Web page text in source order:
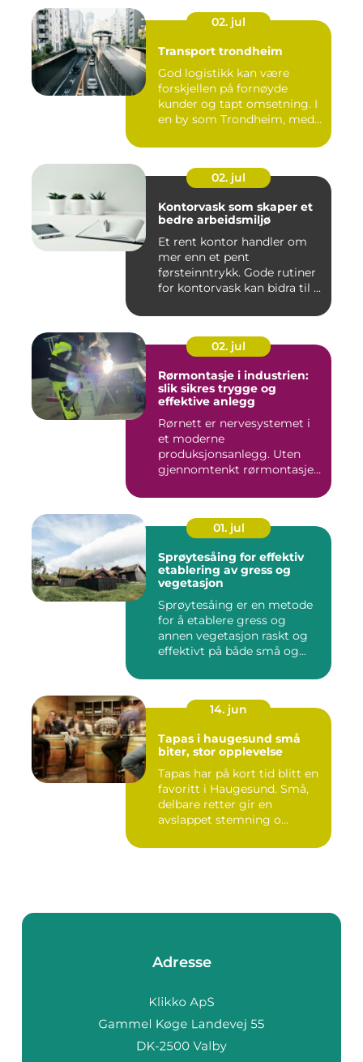
02. jul
Transport trondheim
God logistikk kan være
forskjellen på fornøyde
kunder og tapt omsetning. I
en by som Trondheim, med
02. jul
Kontorvask som skaper et
bedre arbeidsmiljø
Et rent kontor handler om
mer enn et pent
førsteinntrykk. Gode rutiner
for kontorvask kan bidra til ...
02. jul
Rørmontasje i industrien:
slik sikres trygge og
effektive anlegg
Rørnett er nervesystemet i
et moderne
produksjonsanlegg. Uten
gjennomtenkt rørmontasje
01. jul
Sprøytesåing for effektiv
etablering av gress og
vegetasjon
Sprøytesåing er en metode
for å etablere gress og
annen vegetasjon raskt og
effektivt på både små og...
14. jun
Tapas i haugesund små
biter, stor opplevelse
Tapas har på kort tid blitt en
favoritt i Haugesund. Små,
delbare retter gir en
avslappet stemning o...
Adresse